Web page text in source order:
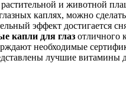
растительной и животной
каплях, можно
эффект достигается
капли для глаз отличного
необходимые
лучшие